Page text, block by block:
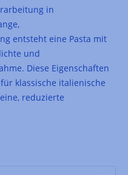
in
entsteht eine Pasta mit
und
Diese Eigenschaften
klassische italienische
reduzierte